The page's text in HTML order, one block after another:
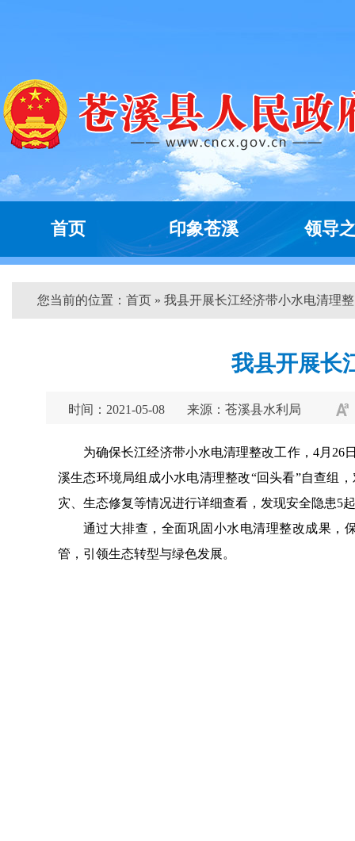
首页 印象苍溪 领导
您当前的位置： 首页 » 我县开展长江经济带小水电清理
我县开展长
时间：2021-05-08 来源：苍溪县水利局
为确保长江经济带小水电清理整改工作，4月
溪生态环境局组成小水电清理整改“回头看”自查组
灾、生态修复等情况进行详细查看，发现安全隐患5
通过大排查，全面巩固小水电清理整改成果，
管，引领生态转型与绿色发展。